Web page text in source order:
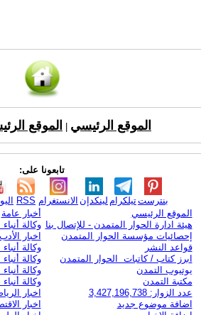
الموقع الرئيسي الموقع
تابعونا على:
RSS الانستغرام لينكدإن تيلكرامبنترست
الموقع الرئيسي
هيئة ادارة الحوار المتمدن - للإتصال بنا
إحصائيات مؤسسة الحوار المتمدن
قواعد النشر
ابرز كتاب / كاتبات الحوار المتمدن
يوتيوب التمدن
مكتبة التمدن
عدد الزوار: 3,427,196,738
اضافة موضوع جديد
أخبار عامة
وكالة
اخبار
وكالة أنباء
وكالة أنباء
وكالة
وكالة
اخبار
اخبار